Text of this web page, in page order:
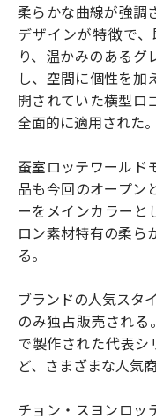
柔らかな曲線が強調
デザインが特徴で
り、温かみのあるグ
し、空間に個性を加
開されていた横型ロ
全面的に適用された。
蚕室ロッテワールド
品も今回のオープン
ーをメインカラーと
ロン素材特有の柔ら
る。
ブランドの人気スタ
のみ独占販売され
で製作された代表シ
ど、さまざまな人気
チョン・スヨンロッ